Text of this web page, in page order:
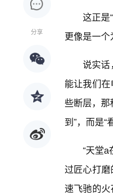
分享
这正是
更像是一
说实话
能让我们
些断层，
到”，而是“
“天堂
过匠心打
速飞驰的